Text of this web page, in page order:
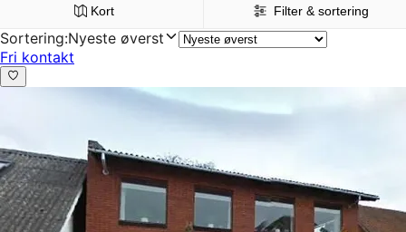
Kort Filter & sortering
Sortering:Nyeste øverst
Fri kontakt